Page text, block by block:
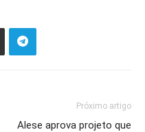
Próximo artigo
Alese aprova projeto que